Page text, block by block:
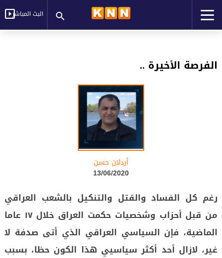
البث المباشر
الفرصة الأخيرة ..
أردلان حسن
13/06/2020
رغم كل الفساد والقتل والتنكيل بالشعب العراقي
من قبل أحزاب وشخصيات حكمت العراق خلال ١٧ عاما
الماضية، فإن السياسي العراقي الذي أتى صدفة لا
غير، لازال أحد أكثر سياسيي هذا الكون حظا، بسبب